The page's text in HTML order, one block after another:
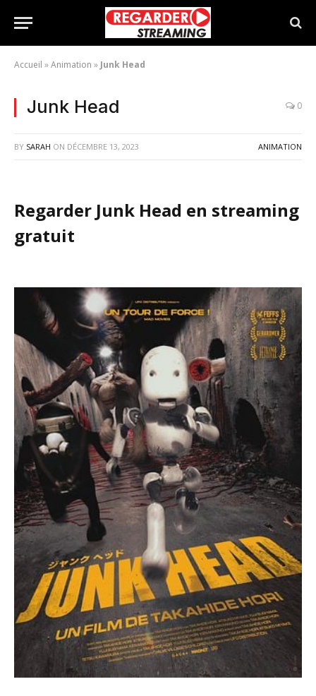
Accueil »Animation » Junk Head
Junk Head 0
BY SARAH ON DÉCEMBRE 13, 2023 ANIMATION
Regarder Junk Head en streaming
gratuit